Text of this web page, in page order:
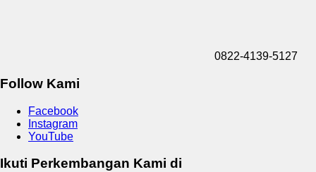
0822-4139-5127
Follow Kami
Facebook
Instagram
YouTube
Ikuti Perkembangan Kami di